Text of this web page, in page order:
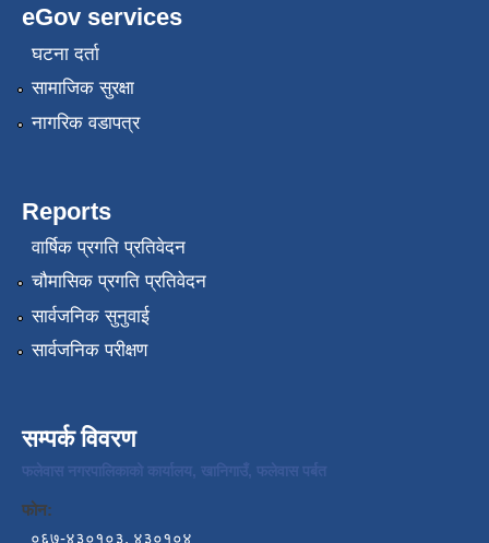
eGov services
घटना दर्ता
सामाजिक सुरक्षा
नागरिक वडापत्र
Reports
वार्षिक प्रगति प्रतिवेदन
चौमासिक प्रगति प्रतिवेदन
सार्वजनिक सुनुवाई
सार्वजनिक परीक्षण
सम्पर्क विवरण
फलेवास नगरपालिकाको कार्यालय, खानिगाउँ, फलेवास पर्बत
फोन:
०६७-४३०१०३, ४३०१०४